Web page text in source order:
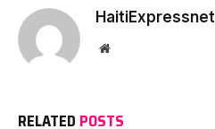
HaitiExpressnet
Website
RELATED POSTS